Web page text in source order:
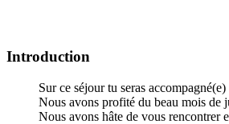
Introduction
Sur ce séjour tu seras
Nous avons profité du beau mois
Nous avons hâte de vous rencontrer